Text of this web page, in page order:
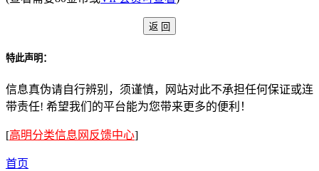
特此声明：
信息真伪请自行辨别，须谨慎，网站对此不承担任何保证或连
带责任! 希望我们的平台能为您带来更多的便利！
[高明分类信息网反馈中心]
首页